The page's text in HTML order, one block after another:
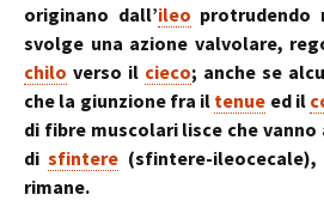
originano dall’ileo protrudendo
svolge una azione valvolare,
chilo verso il cieco; anche se
che la giunzione fra il tenue ed il
di fibre muscolari lisce che
disfintere (sfintere-
rimane.